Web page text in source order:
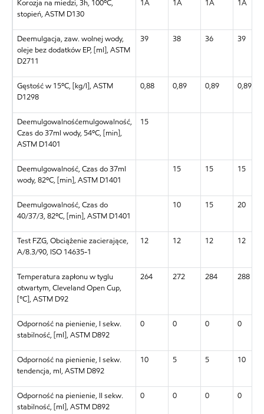
Korozja na miedzi, 3h, 100ºC,
stopień, ASTM D130
1A 1A 1A 1A
Deemulgacja, zaw. wolnej wody,
oleje bez dodatków EP, [ml], ASTM
D2711
39 38 36 39
Gęstość w 15ºC, [kg/l], ASTM
D1298
0,88 0,89 0,89 0,89
Deemulgowalnośćemulgowalność,
Czas do 37ml wody, 54ºC, [min],
ASTM D1401
15
Deemulgowalność, Czas do 37ml
wody, 82ºC, [min], ASTM D1401
15 15 15
Deemulgowalność, Czas do
40/37/3, 82ºC, [min], ASTM D1401
10 15 20
Test FZG, Obciążenie zacierające,
A/8.3/90, ISO 14635-1
12 12 12 12
Temperatura zapłonu w tyglu
otwartym, Cleveland Open Cup,
[°C], ASTM D92
264 272 284 288
Odporność na pienienie, I sekw.
stabilność, [ml], ASTM D892
0 0 0 0
Odporność na pienienie, I sekw.
tendencja, ml, ASTM D892
10 5 5 10
Odporność na pienienie, II sekw.
stabilność, [ml], ASTM D892
0 0 0 0